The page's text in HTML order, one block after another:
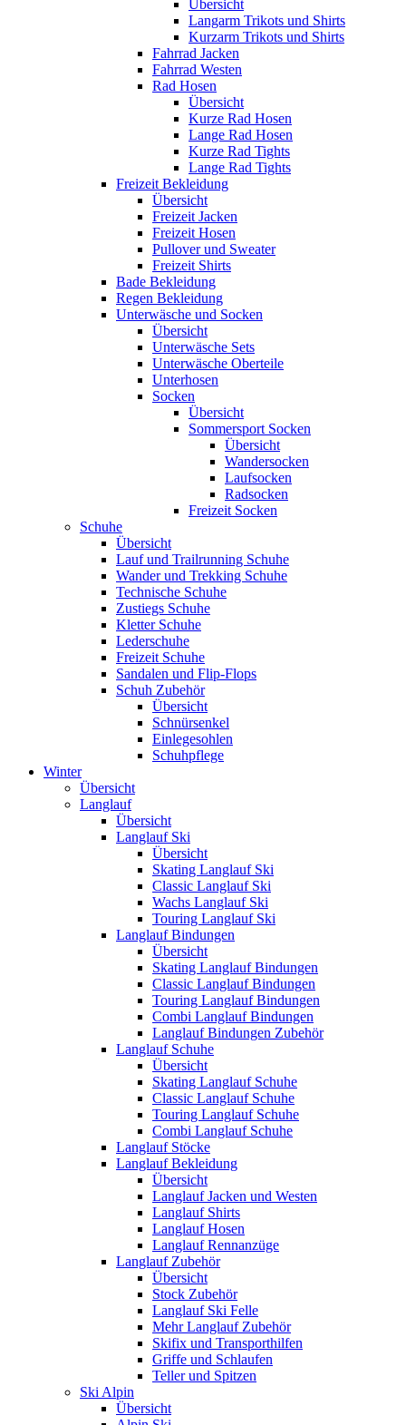
Übersicht
Langarm Trikots und Shirts
Kurzarm Trikots und Shirts
Fahrrad Jacken
Fahrrad Westen
Rad Hosen
Übersicht
Kurze Rad Hosen
Lange Rad Hosen
Kurze Rad Tights
Lange Rad Tights
Freizeit Bekleidung
Übersicht
Freizeit Jacken
Freizeit Hosen
Pullover und Sweater
Freizeit Shirts
Bade Bekleidung
Regen Bekleidung
Unterwäsche und Socken
Übersicht
Unterwäsche Sets
Unterwäsche Oberteile
Unterhosen
Socken
Übersicht
Sommersport Socken
Übersicht
Wandersocken
Laufsocken
Radsocken
Freizeit Socken
Schuhe
Übersicht
Lauf und Trailrunning Schuhe
Wander und Trekking Schuhe
Technische Schuhe
Zustiegs Schuhe
Kletter Schuhe
Lederschuhe
Freizeit Schuhe
Sandalen und Flip-Flops
Schuh Zubehör
Übersicht
Schnürsenkel
Einlegesohlen
Schuhpflege
Winter
Übersicht
Langlauf
Übersicht
Langlauf Ski
Übersicht
Skating Langlauf Ski
Classic Langlauf Ski
Wachs Langlauf Ski
Touring Langlauf Ski
Langlauf Bindungen
Übersicht
Skating Langlauf Bindungen
Classic Langlauf Bindungen
Touring Langlauf Bindungen
Combi Langlauf Bindungen
Langlauf Bindungen Zubehör
Langlauf Schuhe
Übersicht
Skating Langlauf Schuhe
Classic Langlauf Schuhe
Touring Langlauf Schuhe
Combi Langlauf Schuhe
Langlauf Stöcke
Langlauf Bekleidung
Übersicht
Langlauf Jacken und Westen
Langlauf Shirts
Langlauf Hosen
Langlauf Rennanzüge
Langlauf Zubehör
Übersicht
Stock Zubehör
Langlauf Ski Felle
Mehr Langlauf Zubehör
Skifix und Transporthilfen
Griffe und Schlaufen
Teller und Spitzen
Ski Alpin
Übersicht